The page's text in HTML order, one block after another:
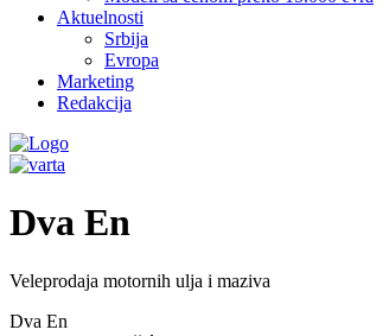
Aktuelnosti
Srbija
Evropa
Marketing
Redakcija
Dva En
Veleprodaja motornih ulja i maziva
Dva En